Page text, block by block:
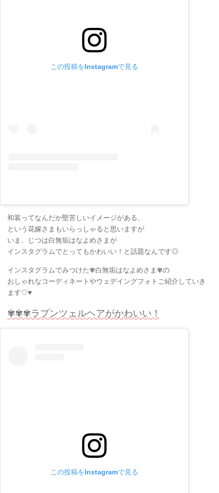
この投稿をInstagramで見る
和装ってなんだか堅苦しいイメージがある、
という花嫁さまもいらっしゃると思いますが
いま、じつは白無垢はなよめさまが
インスタグラムでとってもかわいい！と話題なんです◎
インスタグラムでみつけた✾白無垢はなよめさま✾の
おしゃれなコーディネートやウェデイングフォトご紹介していき
ます♡♥
✾✾✾ラプンツェルヘアがかわいい！
この投稿をInstagramで見る